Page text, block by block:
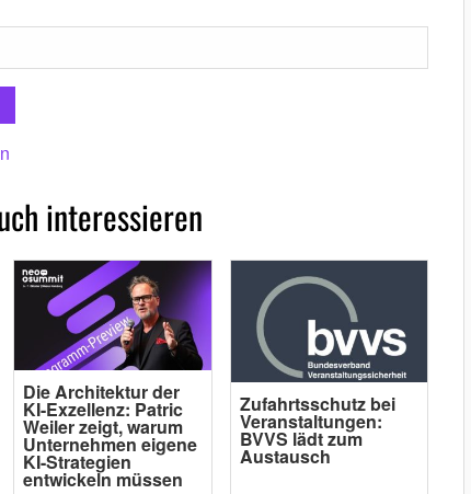
interessieren
Die Architektur der
KI-Exzellenz: Patric
Weiler zeigt, warum
Unternehmen eigene
KI-Strategien
entwickeln müssen
Zufahrtsschutz bei
Veranstaltungen:
BVVS lädt zum
Austausch